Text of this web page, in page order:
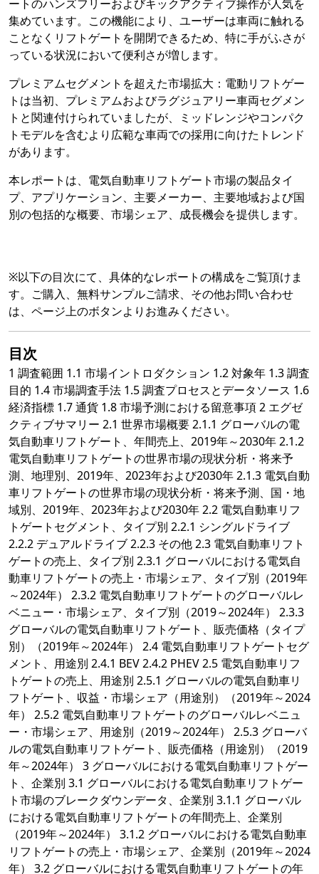
ートのハンズフリーおよびキックアクティブ操作が人気を
集めています。この機能により、ユーザーは車両に触れる
ことなくリフトゲートを開閉できるため、特に手がふさが
っている状況において便利さが増します。
プレミアムセグメントを超えた市場拡大：電動リフトゲー
トは当初、プレミアムおよびラグジュアリー車両セグメン
トと関連付けられていましたが、ミッドレンジやコンパク
トモデルを含むより広範な車両での採用に向けたトレンド
があります。
本レポートは、電気自動車リフトゲート市場の製品タイ
プ、アプリケーション、主要メーカー、主要地域および国
別の包括的な概要、市場シェア、成長機会を提供します。
※以下の目次にて、具体的なレポートの構成をご覧頂けま
す。ご購入、無料サンプルご請求、その他お問い合わせ
は、ページ上のボタンよりお進みください。
目次
1 調査範囲 1.1 市場イントロダクション 1.2 対象年 1.3 調査
目的 1.4 市場調査手法 1.5 調査プロセスとデータソース 1.6
経済指標 1.7 通貨 1.8 市場予測における留意事項 2 エグゼ
クティブサマリー 2.1 世界市場概要 2.1.1 グローバルの電
気自動車リフトゲート、年間売上、2019年～2030年 2.1.2
電気自動車リフトゲートの世界市場の現状分析・将来予
測、地理別、2019年、2023年および2030年 2.1.3 電気自動
車リフトゲートの世界市場の現状分析・将来予測、国・地
域別、2019年、2023年および2030年 2.2 電気自動車リフ
トゲートセグメント、タイプ別 2.2.1 シングルドライブ
2.2.2 デュアルドライブ 2.2.3 その他 2.3 電気自動車リフト
ゲートの売上、タイプ別 2.3.1 グローバルにおける電気自
動車リフトゲートの売上・市場シェア、タイプ別（2019年
～2024年） 2.3.2 電気自動車リフトゲートのグローバルレ
ベニュー・市場シェア、タイプ別（2019～2024年） 2.3.3
グローバルの電気自動車リフトゲート、販売価格（タイプ
別）（2019年～2024年） 2.4 電気自動車リフトゲートセグ
メント、用途別 2.4.1 BEV 2.4.2 PHEV 2.5 電気自動車リフ
トゲートの売上、用途別 2.5.1 グローバルの電気自動車リ
フトゲート、収益・市場シェア（用途別）（2019年～2024
年） 2.5.2 電気自動車リフトゲートのグローバルレベニュ
ー・市場シェア、用途別（2019～2024年） 2.5.3 グローバ
ルの電気自動車リフトゲート、販売価格（用途別）（2019
年～2024年） 3 グローバルにおける電気自動車リフトゲー
ト、企業別 3.1 グローバルにおける電気自動車リフトゲー
ト市場のブレークダウンデータ、企業別 3.1.1 グローバル
における電気自動車リフトゲートの年間売上、企業別
（2019年～2024年） 3.1.2 グローバルにおける電気自動車
リフトゲートの売上・市場シェア、企業別（2019年～2024
年） 3.2 グローバルにおける電気自動車リフトゲートの年